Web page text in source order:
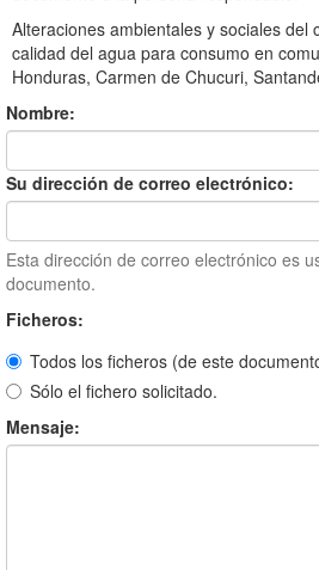
Alteraciones ambientales y sociales del
calidad del agua para consumo en
Honduras, Carmen de Chucuri,
Nombre:
Su dirección de correo electrónico:
Esta dirección de correo electrónico es
documento.
Ficheros:
Todos los ficheros (de este
Sólo el fichero solicitado.
Mensaje: